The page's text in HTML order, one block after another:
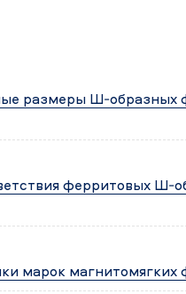
размеры Ш-образных
ферритовых Ш-
марок магнитомягких